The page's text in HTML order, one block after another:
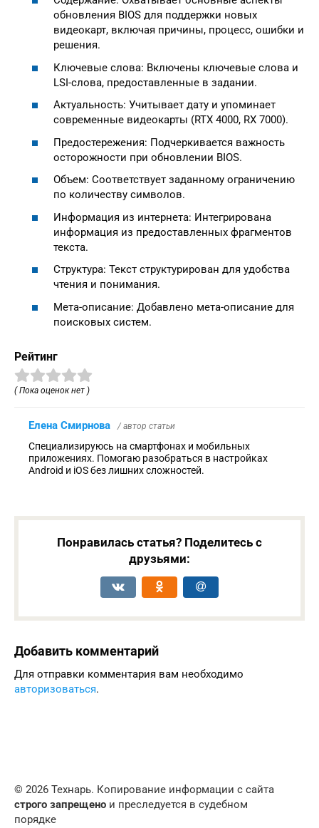
обновления BIOS для поддержки новых
видеокарт, включая причины, процесс, ошибки и
решения.
Ключевые слова: Включены ключевые слова и
LSI-слова, предоставленные в задании.
Актуальность: Учитывает дату и упоминает
современные видеокарты (RTX 4000, RX 7000).
Предостережения: Подчеркивается важность
осторожности при обновлении BIOS.
Объем: Соответствует заданному ограничению
по количеству символов.
Информация из интернета: Интегрирована
информация из предоставленных фрагментов
текста.
Структура: Текст структурирован для удобства
чтения и понимания.
Мета-описание: Добавлено мета-описание для
поисковых систем.
Рейтинг
( Пока оценок нет )
Елена Смирнова / автор статьи
Специализируюсь на смартфонах и мобильных
приложениях. Помогаю разобраться в настройках
Android и iOS без лишних сложностей.
Понравилась статья? Поделитесь с
друзьями:
Добавить комментарий
Для отправки комментария вам необходимо
авторизоваться.
© 2026 Технарь. Копирование информации с сайта
строго запрещено и преследуется в судебном
порядке